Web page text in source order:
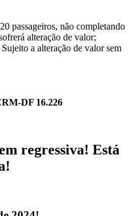
passageiros, não completando
alteração de valor;
a alteração de valor sem
DF 16.226
regressiva! Está